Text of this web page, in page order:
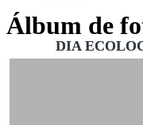
Álbum de
DIA